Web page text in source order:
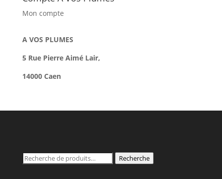
Mon compte
A VOS PLUMES
5 Rue Pierre Aimé Lair,
14000 Caen
Recherche
Recherche